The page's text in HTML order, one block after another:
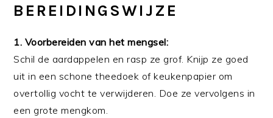
BEREIDINGSWIJZE
1. Voorbereiden van het mengsel:
Schil de aardappelen en rasp ze grof. Knijp ze goed
uit in een schone theedoek of keukenpapier om
overtollig vocht te verwijderen. Doe ze vervolgens in
een grote mengkom.